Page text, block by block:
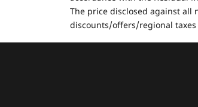
The price disclosed against all
discounts/offers/regional